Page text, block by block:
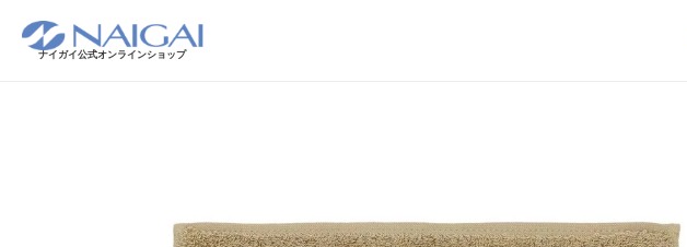
ナイガイ公式オンラインショップ